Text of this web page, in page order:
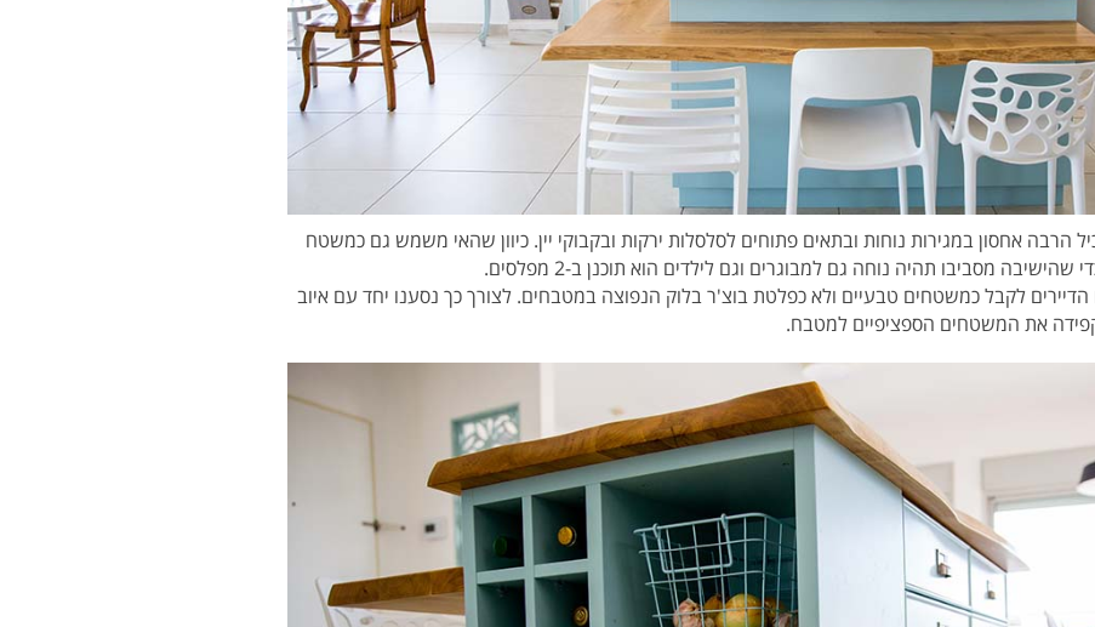
הרבה אחסון במגירות נוחות ובתאים פתוחים לסלסלות ירקות ובקבוקי יין. כיוון שהאי משמש גם כמשטח
מסביבו תהיה נוחה גם למבוגרים וגם לילדים הוא תוכנן ב-2 מפלסים.
לקבל כמשטחים טבעיים ולא כפלטת בוצ'ר בלוק הנפוצה במטבחים. לצורך כך נסענו יחד עם איוב
את המשטחים הספציפיים למטבח.